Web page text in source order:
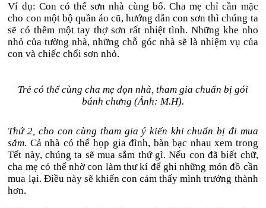
Ví dụ: Con có thể sơn nhà cùng bố. Cha mẹ chỉ cần mặc
cho con một bộ quần áo cũ, hướng dẫn con sơn thì chúng ta
sẽ có thêm một tay thợ sơn rất nhiệt tình. Những khe nho
nhỏ của tường nhà, những chỗ góc nhà sẽ là nhiệm vụ của
con và chiếc chổi sơn nhỏ.
Trẻ có thể cùng cha mẹ dọn nhà, tham gia chuẩn bị gói
bánh chưng (Ảnh: M.H).
Thứ 2, cho con cùng tham gia ý kiến khi chuẩn bị đi mua
sắm. Cả nhà có thể họp gia đình, bàn bạc nhau xem trong
Tết này, chúng ta sẽ mua sắm thứ gì. Nếu con đã biết chữ,
cha mẹ có thể nhờ con làm thư kí để ghi những món đồ cần
mua lại. Điều này sẽ khiến con cảm thấy mình trưởng thành
hơn.